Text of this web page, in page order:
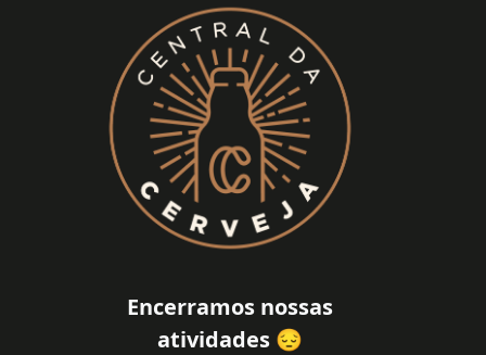
Encerramos nossas
atividades 😔